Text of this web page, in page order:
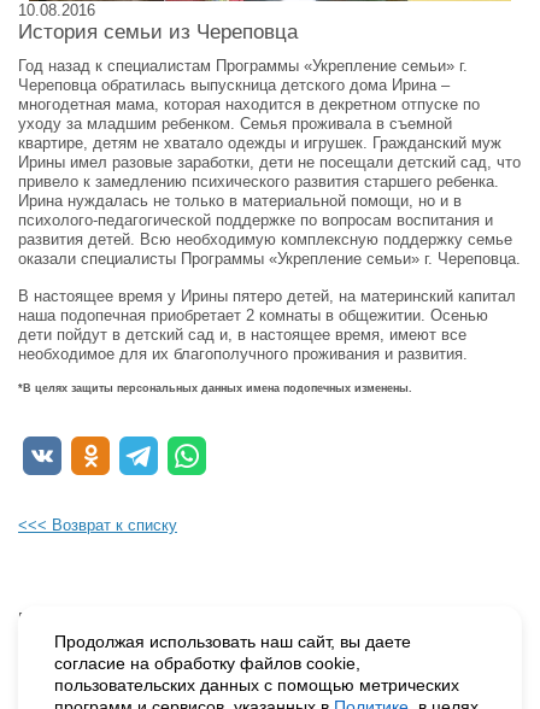
10.08.2016
История семьи из Череповца
Год назад к специалистам Программы «Укрепление семьи» г.
Череповца обратилась выпускница детского дома Ирина –
многодетная мама, которая находится в декретном отпуске по
уходу за младшим ребенком. Семья проживала в съемной
квартире, детям не хватало одежды и игрушек. Гражданский муж
Ирины имел разовые заработки, дети не посещали детский сад, что
привело к замедлению психического развития старшего ребенка.
Ирина нуждалась не только в материальной помощи, но и в
психолого-педагогической поддержке по вопросам воспитания и
развития детей. Всю необходимую комплексную поддержку семье
оказали специалисты Программы «Укрепление семьи» г. Череповца.
В настоящее время у Ирины пятеро детей, на материнский капитал
наша подопечная приобретает 2 комнаты в общежитии. Осенью
дети пойдут в детский сад и, в настоящее время, имеют все
необходимое для их благополучного проживания и развития.
*В целях защиты персональных данных имена подопечных изменены.
<<< Возврат к списку
Будьте в курсе наших событий, подпишитесь на новости и акции
Нажимая на кнопку «Подписаться», вы даете согласие на
Продолжая использовать наш сайт, вы даете
согласие на обработку файлов cookie,
пользовательских данных с помощью метрических